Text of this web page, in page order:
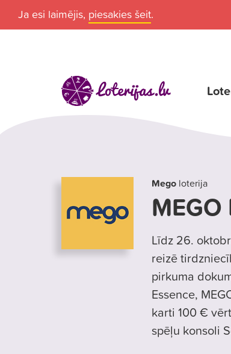
Ja esi laimējis, piesakies šeit.
Mego loterija
Līdz 26.
reizē
pirkuma
Essence,
karti 100 €
spēļu konsoli